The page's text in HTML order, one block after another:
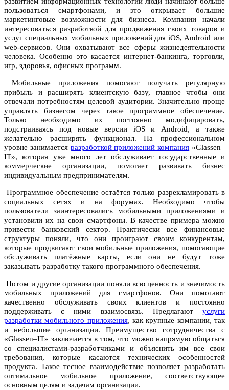
пользоваться смартфонами, и это открывает большие
маркетинговые возможности для бизнеса. Компании начали
интересоваться разработкой для продвижения своих товаров и
услуг специальных мобильных приложений для iOS, Android или
web-сервисов. Они охватывают все сферы жизнедеятельности
человека. Особенно это касается интернет-банкинга, торговли,
игр, здоровья, офисных программ.
Мобильные приложения помогают получать регулярную
прибыль и расширять клиентскую базу, главное чтобы они
отвечали потребностям целевой аудитории. Значительно проще
управлять бизнесом через такое программное обеспечение.
Только необходимо их постоянно модифицировать,
подстраиваясь под новые версии iOS и Android, а также
желательно расширять функционал. На профессиональном
уровне занимается разработкой приложений компания «Glassen–
IT», которая уже много лет обслуживает государственные и
коммерческие организации, помогает развивать бизнес
индивидуальным предпринимателям.
Программное обеспечение остаётся только разрекламировать в
социальных сетях и на форумах. Необходимо чтобы
пользователи заинтересовались мобильными приложениями и
установили их на свои смартфоны. В качестве примера можно
привести банковский сектор. Практически все финансовые
структуры поняли, что они проиграют своим конкурентам,
которые продвигают свои мобильные приложения, помогающие
обслуживать платёжные карты, если они не будут тоже
заказывать разработку такого программного обеспечения.
Потом и другие организации поняли всю ценность и значимость
мобильных приложений для смартфонов. Они помогают
качественно обслуживать своих клиентов и постоянно
поддерживать с ними взаимосвязь. Предлагают услуги
разработки мобильного приложения, как крупные компании, так
и небольшие организации. Преимущество сотрудничества с
«Glassen–IT» заключается в том, что можно напрямую общаться
со специалистами-разработчиками и объяснить им все свои
требования, которые касаются технических особенностей
продукта. Такое тесное взаимодействие позволяет разработать
оптимальное мобильное приложение, соответствующее
основным целям и задачам организации.